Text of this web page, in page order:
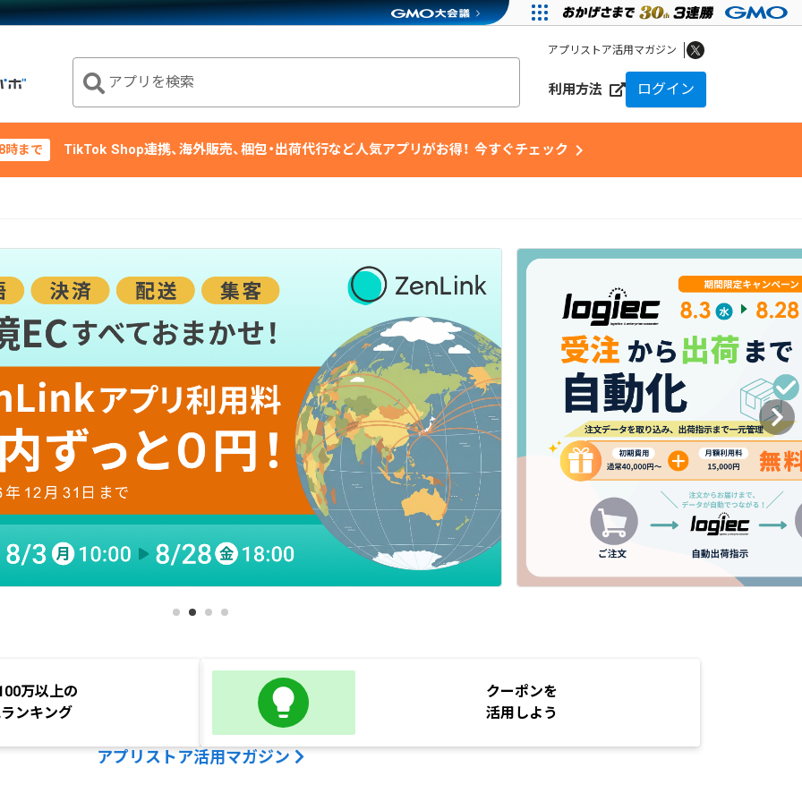
アプリを検索
アプリストア活用マガジン
利用方法 ログイン
時まで TikTok Shop連携、海外販売、梱包・出荷代行など人気アプリがお得！ 今すぐチェック chevron_right
万以上の
ンキング
クーポンを
活用しよう
アプリストア活用マガジン